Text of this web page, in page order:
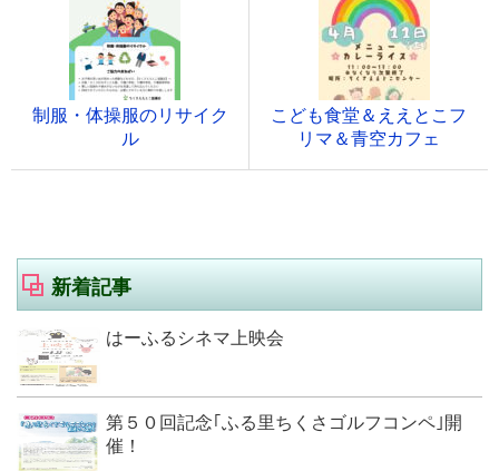
制服・体操服のリサイク
ル
こども食堂＆ええとこフ
リマ＆青空カフェ
新着記事
はーふるシネマ上映会
第５０回記念｢ふる里ちくさゴルフコンペ｣開
催！